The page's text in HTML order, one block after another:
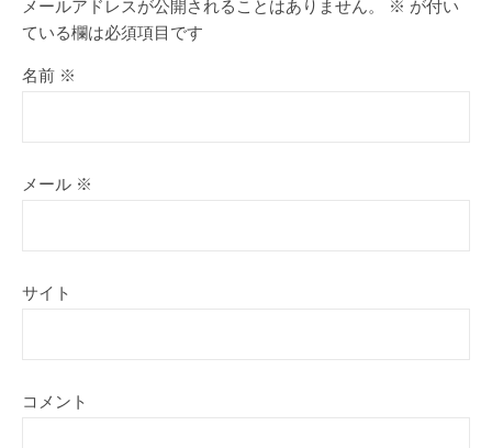
メールアドレスが公開されることはありません。 ※ が付い
ている欄は必須項目です
名前 ※
メール ※
サイト
コメント